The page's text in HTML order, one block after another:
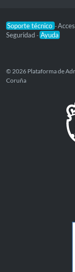
Soporte técnico -
Seguridad - Ayuda
© 2026 Plataforma de
Coruña